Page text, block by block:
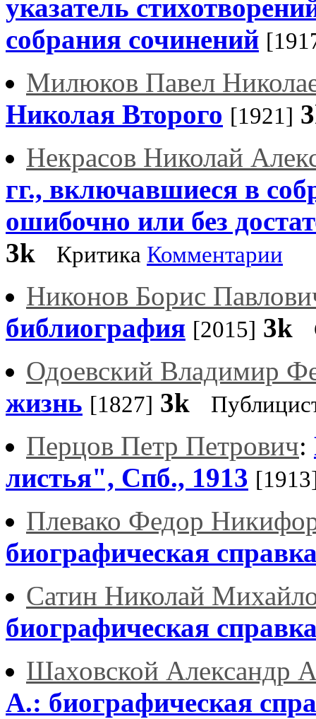
указатель
собрания сочинений
Милюков Павел
Николая Второго [1921]
Некрасов Николай
гг., включавшиеся в
ошибочно или без
3k
Критика Комментарии
Никонов Борис
библиография [2015] 3k
Одоевский Владимир
жизнь [1827] 3k
Перцов Петр Петрович:
листья", Спб., 1913
Плевако Федор
биографическая
Сатин Николай
биографическая
Шаховской Александр
А.: биографическая